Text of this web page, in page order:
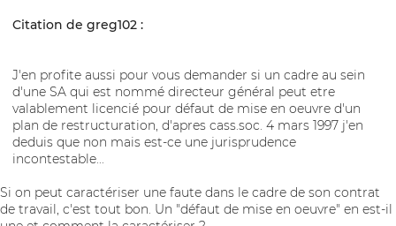
Citation de greg102 :
J'en profite aussi pour vous demander si un cadre au sein
d'une SA qui est nommé directeur général peut etre
valablement licencié pour défaut de mise en oeuvre d'un
plan de restructuration, d'apres cass.soc. 4 mars 1997 j'en
deduis que non mais est-ce une jurisprudence
incontestable...
Si on peut caractériser une faute dans le cadre de son contrat
de travail, c'est tout bon. Un "défaut de mise en oeuvre" en est-il